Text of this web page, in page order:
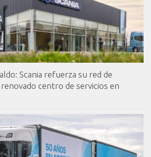
Scania refuerza su red de
centro de servicios en